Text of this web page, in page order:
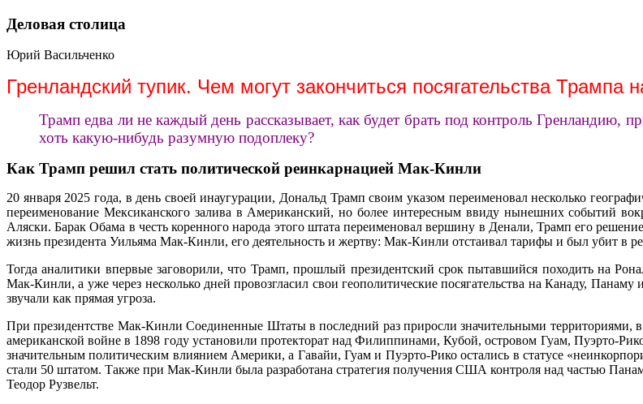
Деловая столица
Юрий Васильченко
Гренландский тупик. Чем могут закончиться посягательства
Трамп едва ли не каждый день рассказывает, как будет брать под контроль
хоть какую-нибудь разумную подоплеку?
Как Трамп решил стать политической реинкарнацией Мак-Кинли
20 января 2025 года, в день своей инаугурации, Дональд Трамп своим указом переименовал несколько
переименование Мексиканского залива в Американский, но более интересным ввиду нынешних событий
Аляски. Барак Обама в честь коренного народа этого штата переименовал вершину в Денали, Трамп его
жизнь президента Уильяма Мак-Кинли, его деятельность и жертву: Мак-Кинли отстаивал тарифы и был убит в
Тогда аналитики впервые заговорили, что Трамп, прошлый президентский срок пытавшийся походить на
Мак-Кинли, а уже через несколько дней провозгласил свои геополитические посягательства на Канаду,
звучали как прямая угроза.
При президентстве Мак-Кинли Соединенные Штаты в последний раз приросли значительными территориями, в
американской войне в 1898 году установили протекторат над Филиппинами, Кубой, островом Гуам, Пуэрто-
значительным политическим влиянием Америки, а Гавайи, Гуам и Пуэрто-Рико остались в статусе
стали 50 штатом. Также при Мак-Кинли была разработана стратегия получения США контроля над частью
Теодор Рузвельт.